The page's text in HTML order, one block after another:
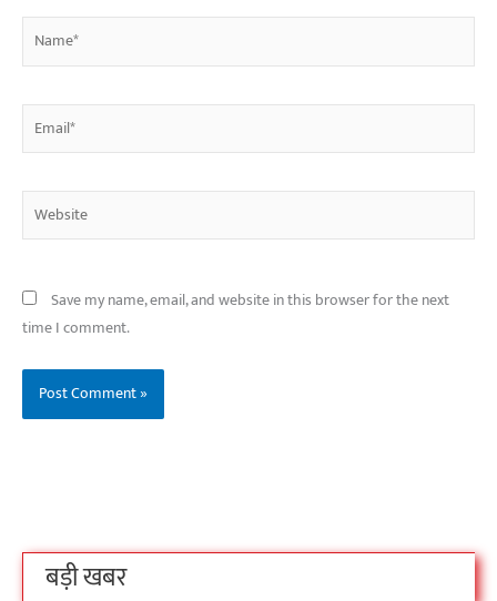
Website
Save my name, email, and website in this browser for the next
time I comment.
बड़ी खबर